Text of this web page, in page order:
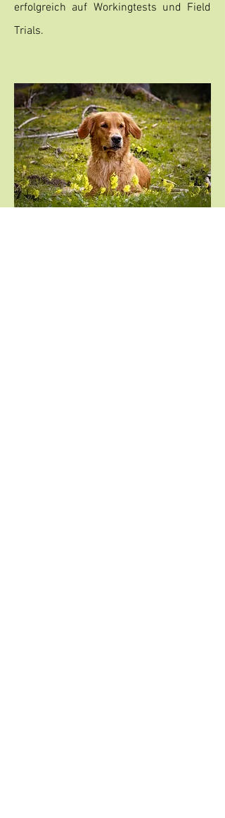
erfolgreich auf Workingtests und Field
Trials.